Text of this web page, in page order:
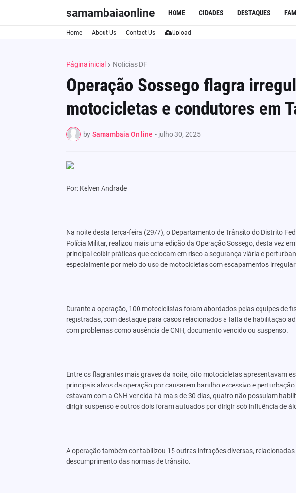
samambaiaonline HOME CIDADES DESTAQUES
Home About Us Contact Us Upload
Página inicial Noticias DF
Operação Sossego flagra
motocicletas e condutores em
by Samambaia On line - julho 30, 2025
Por: Kelven Andrade
Na noite desta terça-feira (29/7), o Departamento de Trânsito do Distrito
Polícia Militar, realizou mais uma edição da Operação Sossego, desta vez
principal coibir práticas que colocam em risco a segurança viária e
especialmente por meio do uso de motocicletas com escapamentos
Durante a operação, 100 motociclistas foram abordados pelas equipes de
registradas, com destaque para casos relacionados à falta de habilitação
com problemas como ausência de CNH, documento vencido ou suspenso.
Entre os flagrantes mais graves da noite, oito motocicletas apresentavam
principais alvos da operação por causarem barulho excessivo e
estavam com a CNH vencida há mais de 30 dias, quatro não possuíam
dirigir suspenso e outros dois foram autuados por dirigir sob influência de
A operação também contabilizou 15 outras infrações diversas, relacionadas
descumprimento das normas de trânsito.